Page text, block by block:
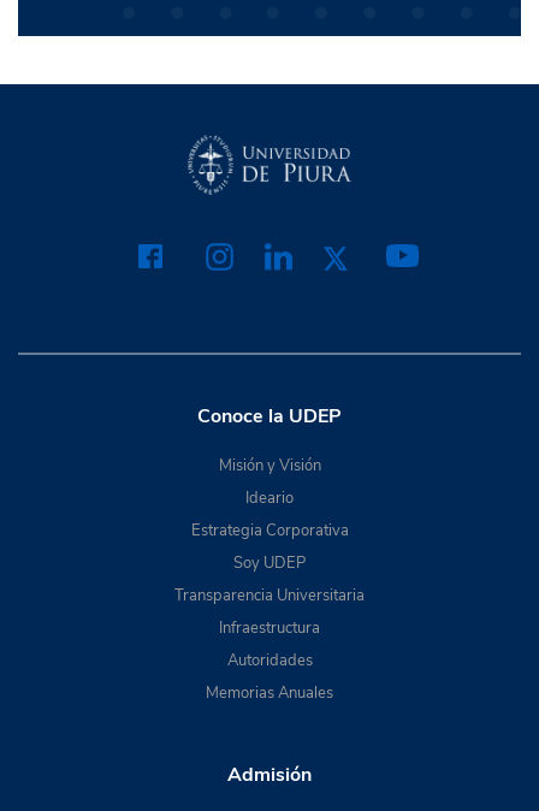
Conoce la UDEP
Misión y Visión
Ideario
Estrategia Corporativa
Soy UDEP
Transparencia Universitaria
Infraestructura
Autoridades
Memorias Anuales
Admisión